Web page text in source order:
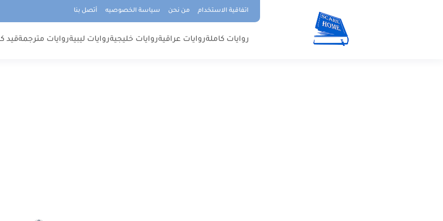
اتفاقية الاستخدام من نحن سياسة الخصوصيه أتصل بنا
روايات كاملةروايات عراقيةروايات خليجيةروايات ليبيةروايات مترجمةقيد